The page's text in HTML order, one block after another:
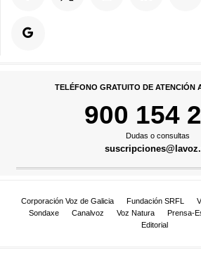
TELÉFONO GRATUITO DE ATENCIÓN
900 154
Dudas o consultas
Corporación Voz de Galicia Fundación SRFL
Sondaxe
Canalvoz Voz Natura Prensa-
Editorial